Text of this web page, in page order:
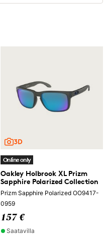
Online only
Oakley Holbrook XL Prizm
Sapphire Polarized Collection
Prizm Sapphire Polarized OO9417-
0959
157 €
Saatavilla